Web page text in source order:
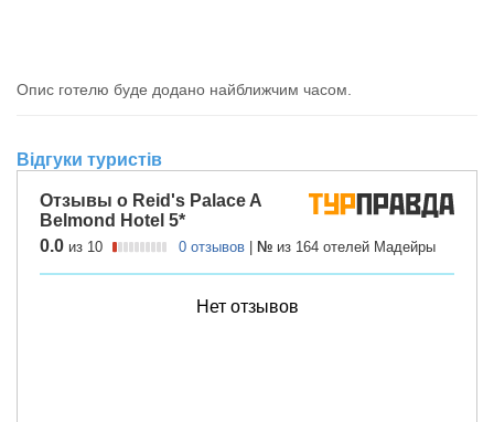
Опис готелю буде додано найближчим часом.
Відгуки туристів